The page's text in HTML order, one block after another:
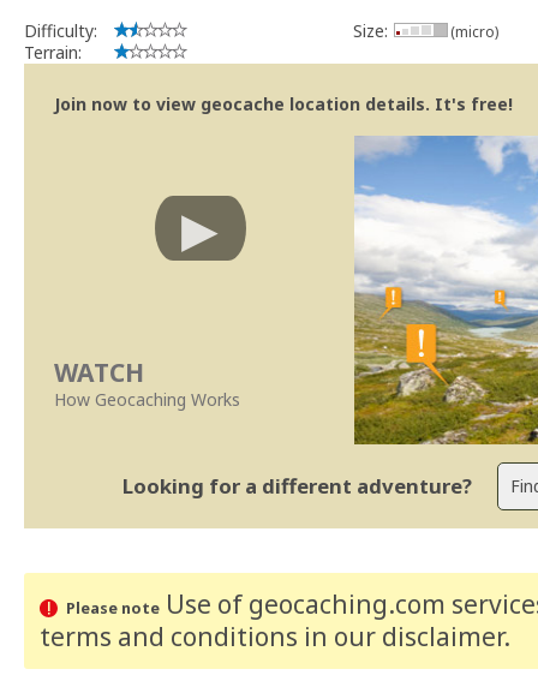
implicações que as guidelines actuais indicam.
Se no local existe algum container, por favor recolha-o a fim
Obrigado
Geocaching.com Volunteer Cache Reviewer
Difficulty:
Terrain:
Size: (micro)
Join now to view geocache location details. It's free!
WATCH
How Geocaching Works
Looking for a different adventure?
Please noteUse of geocaching.com
terms and conditions in our disclaimer.